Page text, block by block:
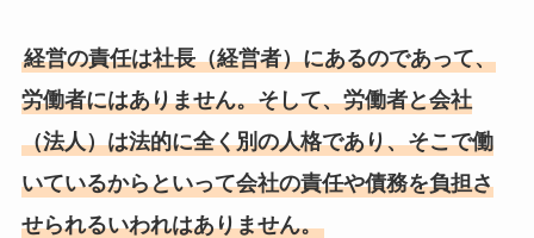
経営の責任は社長（経営者）にあるのであって、
労働者にはありません。そして、労働者と会社
（法人）は法的に全く別の人格であり、そこで働
いているからといって会社の責任や債務を負担さ
せられるいわれはありません。